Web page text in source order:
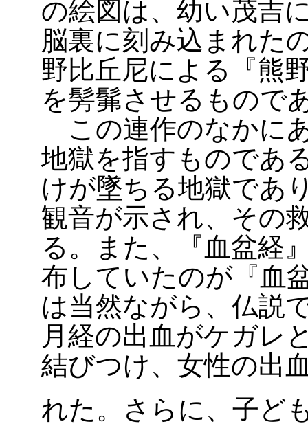
の絵図は、幼い茂吉
脳裏に刻み込まれた
野比丘尼による『熊
を髣髴させるもので
この連作のなかに
地獄を指すものであ
けが墜ちる地獄であ
観音が示され、その
る。また、『血盆経
布していたのが『血
は当然ながら、仏説
月経の出血がケガレ
結びつけ、女性の出
れた。さらに、子ど